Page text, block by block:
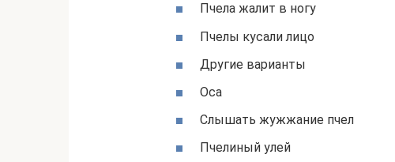
Пчела жалит в ногу
Пчелы кусали лицо
Другие варианты
Оса
Слышать жужжание пчел
Пчелиный улей